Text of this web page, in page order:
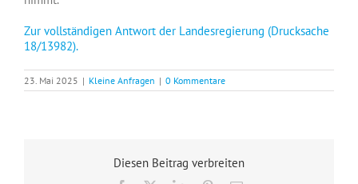
Zur vollständigen Antwort der Landesregierung (Drucksache
18/13982).
23. Mai 2025 | Kleine Anfragen | 0 Kommentare
Diesen Beitrag verbreiten